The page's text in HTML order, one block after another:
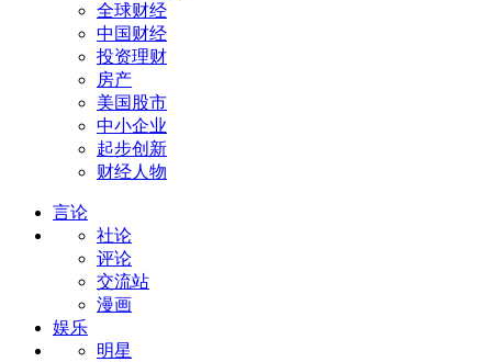
全球财经
中国财经
投资理财
房产
美国股市
中小企业
起步创新
财经人物
言论
社论
评论
交流站
漫画
娱乐
明星